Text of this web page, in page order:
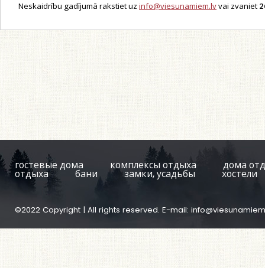
Neskaidrību gadījumā rakstiet uz info@viesunamiem.lvvai zvaniet
гостевые дома комплексы отдыха дома
отдыха бани замки, усадьбы хостели
©2022 Copyright | All rights reserved. E-mail: